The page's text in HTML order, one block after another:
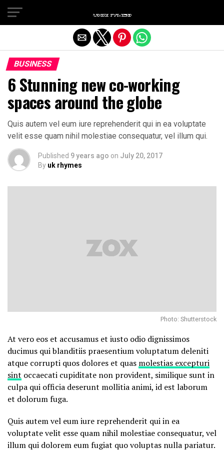
BUSINESS
6 Stunning new co-working
spaces around the globe
Quis autem vel eum iure reprehenderit qui in ea voluptate
velit esse quam nihil molestiae consequatur, vel illum qui.
Published 9 years ago on July 20, 2017
By uk rhymes
Photo: Shutterstock
At vero eos et accusamus et iusto odio dignissimos
ducimus qui blanditiis praesentium voluptatum deleniti
atque corrupti quos dolores et quas molestias excepturi
sint occaecati cupiditate non provident, similique sunt in
culpa qui officia deserunt mollitia animi, id est laborum
et dolorum fuga.
Quis autem vel eum iure reprehenderit qui in ea
voluptate velit esse quam nihil molestiae consequatur, vel
illum qui dolorem eum fugiat quo voluptas nulla pariatur.
Exit mobile version